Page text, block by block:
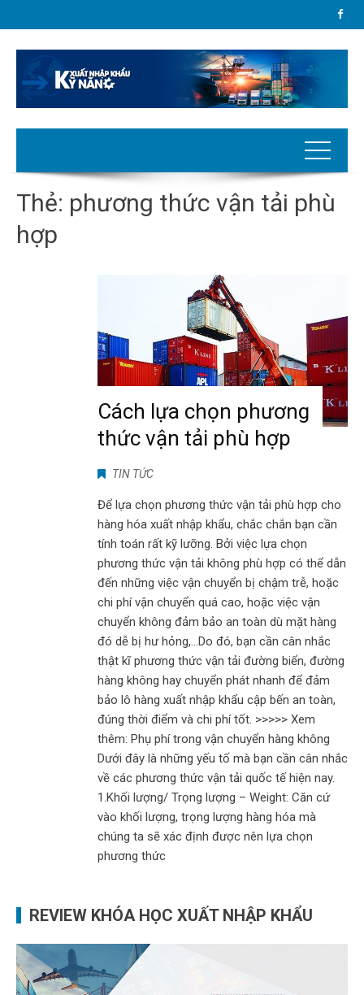
Thẻ: phương thức vận tải phù
hợp
Cách lựa chọn phương
thức vận tải phù hợp
TIN TỨC
Để lựa chọn phương thức vận tải phù hợp cho
hàng hóa xuất nhập khẩu, chắc chắn bạn cần
tính toán rất kỹ lưỡng. Bởi việc lựa chọn
phương thức vận tải không phù hợp có thể dẫn
đến những việc vận chuyển bị chậm trễ, hoặc
chi phí vận chuyển quá cao, hoặc việc vận
chuyển không đảm bảo an toàn dù mặt hàng
đó dễ bị hư hỏng,…Do đó, bạn cần cân nhắc
thật kĩ phương thức vận tải đường biển, đường
hàng không hay chuyển phát nhanh để đảm
bảo lô hàng xuất nhập khẩu cập bến an toàn,
đúng thời điểm và chi phí tốt. >>>>> Xem
thêm: Phụ phí trong vận chuyển hàng không
Dưới đây là những yếu tố mà bạn cần cân nhắc
về các phương thức vận tải quốc tế hiện nay.
1.Khối lượng/ Trọng lượng – Weight: Căn cứ
vào khối lượng, trọng lượng hàng hóa mà
chúng ta sẽ xác định được nên lựa chọn
phương thức
REVIEW KHÓA HỌC XUẤT NHẬP KHẨU